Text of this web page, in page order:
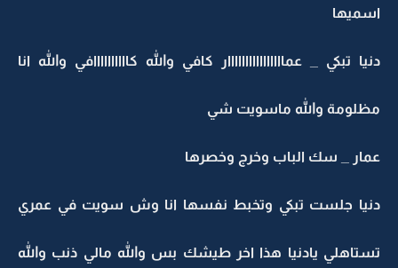
تبكي _ عماااااااااااااااار كافي والله كاااااااااافي والله انا
والله ماسويت شي
_ سك الباب وخرج وخصرها
جلست تبكي وتخبط نفسها انا وش سويت في عمري
يادنيا هذا اخر طيشك بس والله مالي ذنب والله